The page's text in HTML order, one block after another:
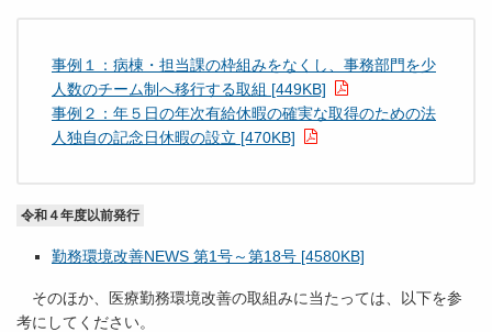
事例１：病棟・担当課の枠組みをなくし、事務部門を少
人数のチーム制へ移行する取組 [449KB]
事例２：年５日の年次有給休暇の確実な取得のための法
人独自の記念日休暇の設立 [470KB]
令和４年度以前発行
勤務環境改善NEWS 第1号～第18号 [4580KB]
そのほか、医療勤務環境改善の取組みに当たっては、以下を参
考にしてください。